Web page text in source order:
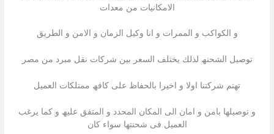
الامكانیات من معدات
و الكواكب و الممرات و انا وكيل الزمان و الامن و الطريق
توصیل الشحنھ لذلك یختلف السعر بین شركات نقل مبرد من مصر
تھتم شركتنا اولا و اخیرا بالحفاظ على كافھ ممتلكات العمیل
و توصیلھا بامن و امان الى المكان المحدد و المتفق علیھ و كما یرغب
العمیل فى شحنتھا سواء كان